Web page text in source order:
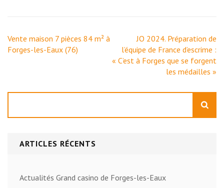
Navigation
de
Vente maison 7 pièces 84 m² à
Forges-les-Eaux (76)
JO 2024. Préparation de
l’équipe de France d’escrime :
« C’est à Forges que se forgent
les médailles »
ARTICLES RÉCENTS
Actualités Grand casino de Forges-les-Eaux